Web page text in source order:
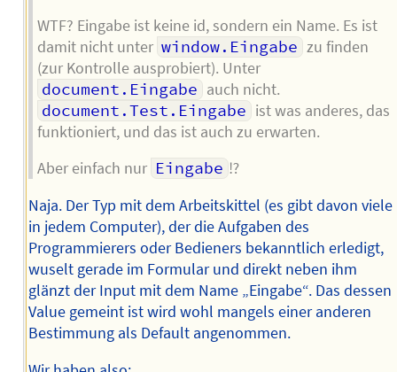
WTF? Eingabe ist keine id, sondern ein Name. Es ist
damit nicht unter window.Eingabe zu finden
(zur Kontrolle ausprobiert). Unter
document.Eingabe auch nicht.
document.Test.Eingabe ist was anderes, das
funktioniert, und das ist auch zu erwarten.
Aber einfach nur Eingabe ⁉️
Naja. Der Typ mit dem Arbeitskittel (es gibt davon viele
in jedem Computer), der die Aufgaben des
Programmierers oder Bedieners bekanntlich erledigt,
wuselt gerade im Formular und direkt neben ihm
glänzt der Input mit dem Name „Eingabe“. Das dessen
Value gemeint ist wird wohl mangels einer anderen
Bestimmung als Default angenommen.